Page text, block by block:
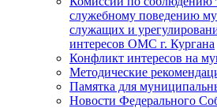
служебному поведению
служащих и
интересов ОМС г. Кургана
Конфликт интересов на
Методические
Памятка для
Новости Федерального